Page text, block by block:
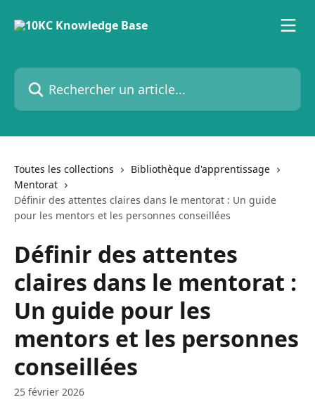
Rechercher un article...
Toutes les collections
Bibliothèque d'apprentissage
Mentorat
Définir des attentes claires dans le mentorat : Un guide
pour les mentors et les personnes conseillées
Définir des attentes
claires dans le mentorat :
Un guide pour les
mentors et les personnes
conseillées
25 février 2026